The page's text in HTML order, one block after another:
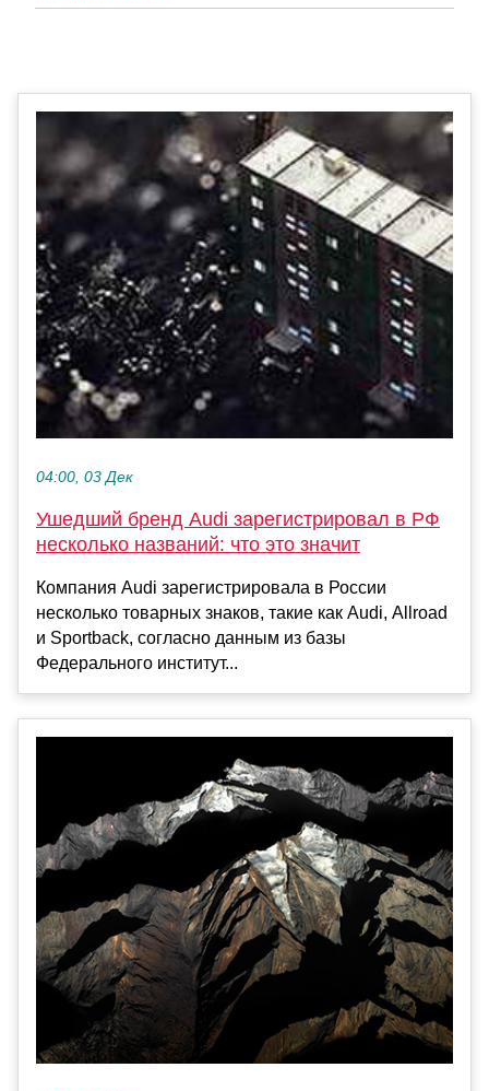
04:00, 03 Дек
Ушедший бренд Audi зарегистрировал в РФ
несколько названий: что это значит
Компания Audi зарегистрировала в России
несколько товарных знаков, такие как Audi, Allroad
и Sportback, согласно данным из базы
Федерального институт...